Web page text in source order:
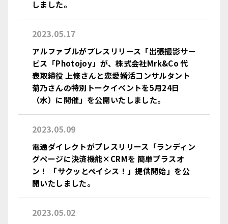
しました。
2023.05.17
アルファブルがプレスリリース「出張撮影サー
ビス「Photojoy」が、株式会社Mrk&Co 代
表取締役 上條さんと恋愛婚活コンサルタント
菊乃さんの特別トークイベントを5月24日
（水）に開催」を公開いたしました。
2023.05.09
電通ダイレクトがプレスリリース「ランディン
グページに決済機能×CRMを 簡単プラスオ
ン！ 「サクッとぺイシス！」提供開始」を公
開いたしました。
2023.05.02